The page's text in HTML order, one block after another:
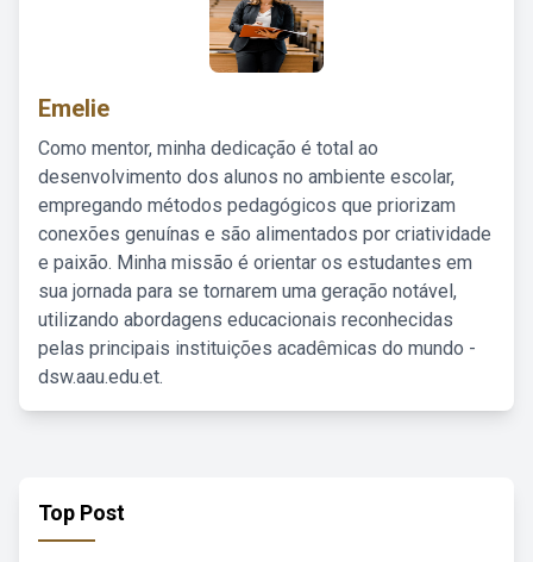
Emelie
Como mentor, minha dedicação é total ao
desenvolvimento dos alunos no ambiente escolar,
empregando métodos pedagógicos que priorizam
conexões genuínas e são alimentados por criatividade
e paixão. Minha missão é orientar os estudantes em
sua jornada para se tornarem uma geração notável,
utilizando abordagens educacionais reconhecidas
pelas principais instituições acadêmicas do mundo -
dsw.aau.edu.et.
Top Post